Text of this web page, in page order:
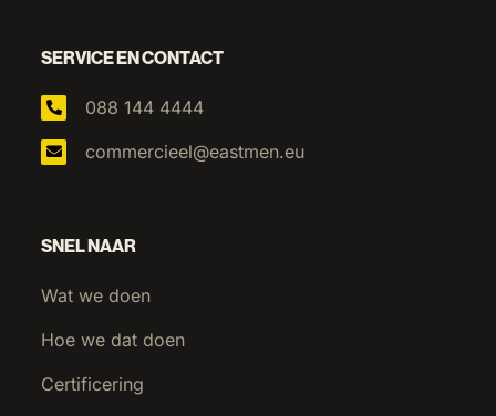
SERVICE EN CONTACT
088 144 4444
commercieel@eastmen.eu
SNEL NAAR
Wat we doen
Hoe we dat doen
Certificering